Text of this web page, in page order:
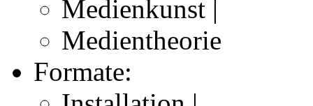
Medienkunst |
Medientheorie
Formate: